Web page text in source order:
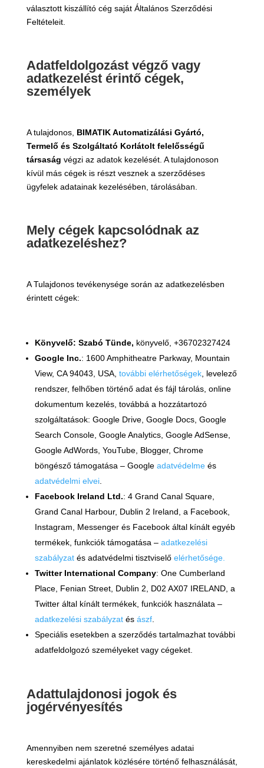
választott kiszállító cég saját Általános Szerződési
Feltételeit.
Adatfeldolgozást végző vagy
adatkezelést érintő cégek,
személyek
A tulajdonos, BIMATIK Automatizálási Gyártó,
Termelő és Szolgáltató Korlátolt felelősségű
társaság végzi az adatok kezelését. A tulajdonoson
kívül más cégek is részt vesznek a szerződéses
ügyfelek adatainak kezelésében, tárolásában.
Mely cégek kapcsolódnak az
adatkezeléshez?
A Tulajdonos tevékenysége során az adatkezelésben
érintett cégek:
Könyvelő: Szabó Tünde, könyvelő, +36702327424
Google Inc.: 1600 Amphitheatre Parkway, Mountain
View, CA 94043, USA, további elérhetőségek, levelező
rendszer, felhőben történő adat és fájl tárolás, online
dokumentum kezelés, továbbá a hozzátartozó
szolgáltatások: Google Drive, Google Docs, Google
Search Console, Google Analytics, Google AdSense,
Google AdWords, YouTube, Blogger, Chrome
böngésző támogatása – Google adatvédelmeés
adatvédelmi elvei.
Facebook Ireland Ltd.: 4 Grand Canal Square,
Grand Canal Harbour, Dublin 2 Ireland, a Facebook,
Instagram, Messenger és Facebook által kínált egyéb
termékek, funkciók támogatása – adatkezelési
szabályzatés adatvédelmi tisztviselő elérhetősége.
Twitter International Company: One Cumberland
Place, Fenian Street, Dublin 2, D02 AX07 IRELAND, a
Twitter által kínált termékek, funkciók használata –
adatkezelési szabályzatés ászf.
Speciális esetekben a szerződés tartalmazhat további
adatfeldolgozó személyeket vagy cégeket.
Adattulajdonosi jogok és
jogérvényesítés
Amennyiben nem szeretné személyes adatai
kereskedelmi ajánlatok közlésére történő felhasználását,